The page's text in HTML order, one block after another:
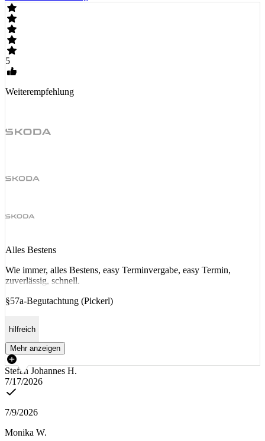
5
Weiterempfehlung
Alles Bestens
Wie immer, alles Bestens, easy Terminvergabe, easy Termin,
zuverlässig, schnell.
§57a-Begutachtung (Pickerl)
hilfreich
Mehr anzeigen
Stefan Johannes H.
7/17/2026
7/9/2026
Monika W.